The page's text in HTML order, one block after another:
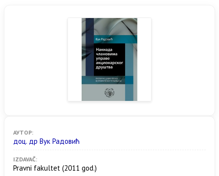
АУТОР:
доц. др Вук Радовић
IZDAVAČ:
Pravni fakultet (2011 god.)